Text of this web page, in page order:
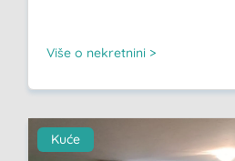
Više o nekretnini >
Kuće